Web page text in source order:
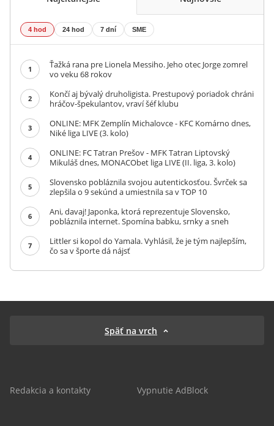
4 hod 24 hod 7 dní SME
1
Ťažká rana pre Lionela Messiho. Jeho otec Jorge zomrel
vo veku 68 rokov
2
Končí aj bývalý druholigista. Prestupový poriadok chráni
hráčov-špekulantov, vraví šéf klubu
3
ONLINE: MFK Zemplín Michalovce - KFC Komárno dnes,
Niké liga LIVE (3. kolo)
4
ONLINE: FC Tatran Prešov - MFK Tatran Liptovský
Mikuláš dnes, MONACObet liga LIVE (II. liga, 3. kolo)
5
Slovensko pobláznila svojou autentickosťou. Švrček sa
zlepšila o 9 sekúnd a umiestnila sa v TOP 10
6
Ani, davaj! Japonka, ktorá reprezentuje Slovensko,
pobláznila internet. Spomína babku, srnky a sneh
7
Littler si kopol do Yamala. Vyhlásil, že je tým najlepším,
čo sa v športe dá nájsť
Späť na vrch
Redakcia a kontakty Vypnutie AdBlock